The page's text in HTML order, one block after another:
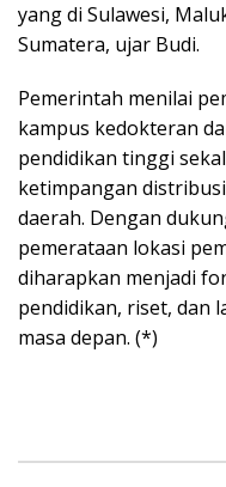
yang di Sulawesi,
Sumatera, ujar Budi.
Pemerintah menilai
kampus kedokteran
pendidikan tinggi
ketimpangan
daerah. Dengan
pemerataan lokasi
diharapkan menjadi
pendidikan, riset, dan
masa depan. (*)